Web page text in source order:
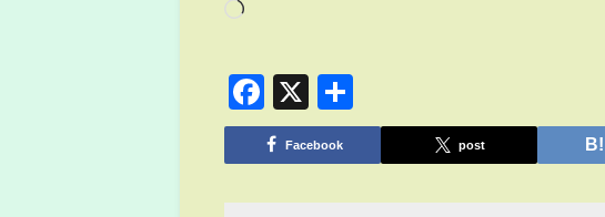
Facebook
X
有
Facebook post